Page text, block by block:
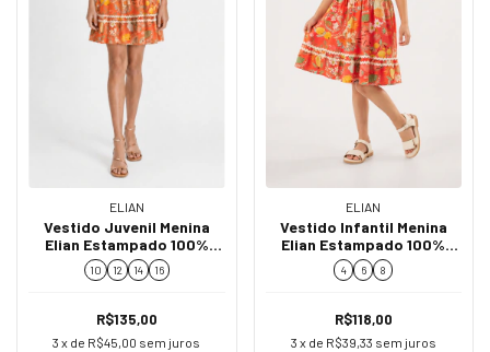
ELIAN
Vestido Juvenil Menina
Elian Estampado 100%
Algodão 252034
10 12 14 16
R$135,00
3 x de R$45,00 sem juros
ELIAN
Vestido Infantil Menina
Elian Estampado 100%
Algodão 252034
4 6 8
R$118,00
3 x de R$39,33 sem juros